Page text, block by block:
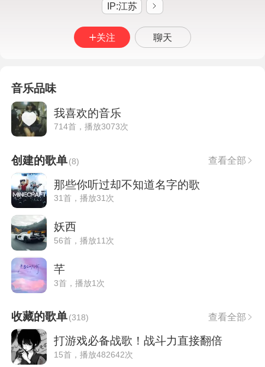
IP:江苏
关注 聊天
音乐品味
我喜欢的音乐
714首，播放3073次
创建的歌单(8) 查看全部
那些你听过却不知道名字的歌
31首，播放31次
妖西
56首，播放11次
芊
3首，播放1次
收藏的歌单(318) 查看全部
打游戏必备战歌！战斗力直接翻倍
15首，播放482642次